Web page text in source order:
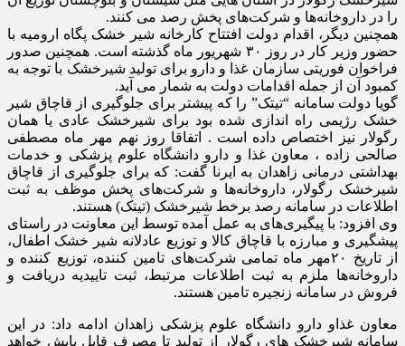
را در داروخانه‌ها و شرکت‌های پخش رصد می کنند.
همچنین دیگر، اقدام دولت افتتاح کارخانه شیر خشک پگاه ارومیه با
حضور وزیر کار در روز ۳۰ شهریور ماه گذشته است. همچنین صدور
فراخوان فوریتی سازمان غذا و دارو برای تولید شیرخشک با توجه به
کمبود آن از جمله اقدامات دولت به شمار می آید.
گویا دولت سامانه “تیتک” را که پیشتر برای جلوگیری از قاچاق شیر
خشک رژیمی راه اندازی شده بود برای شیرخشک عادی یا همان
رگولار نیز اختصاص داده است . اتفاقا روز نهم مهر ماه مصطفی
صالحی زاده ، معاون غذا و دارو دانشگاه علوم پزشکی و خدمات
بهداشتی درمانی زاهدان به ایرنا گفت: که برای جلوگیری از قاچاق
شیرخشک رگولار، داروخانه‌ها و شرکت‌های پخش موظف به ثبت
اطلاعات در سامانه رصد برخط شیرخشک (تیتک) هستند.
وی افزود: با پیگیری‌های به عمل آمده توسط این معاونت در راستای
پیشگیری و مبارزه با قاچاق کالا و توزیع عادلانه شیر خشک اطفال،
از تاریخ ۲۰مهر ماه تمامی شرکت‌های تامین کننده، توزیع کننده و
داروخانه‌ها ملزم به ثبت اطلاعات مرتبط، ثبت تاییدیه دریافت و
فروش در سامانه زنجیره تامین هستند.
معاون غذاو دارو دانشگاه علوم پزشکی زاهدان ادامه داد: در این
سامانه شیرخشک های رگولار از تولید تا مصرف قابل پایش خواهد